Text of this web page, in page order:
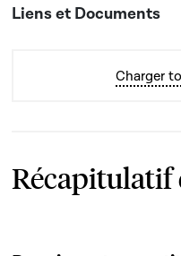
Charger
Récapitulatif